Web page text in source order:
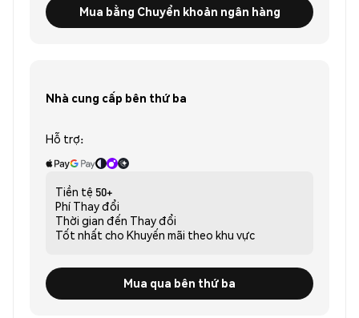
Mua bằng Chuyển khoản ngân hàng
Nhà cung cấp bên thứ ba
Hỗ trợ:
Tiền tệ 50+
Phí Thay đổi
Thời gian đến Thay đổi
Tốt nhất cho Khuyến mãi theo khu vực
Mua qua bên thứ ba